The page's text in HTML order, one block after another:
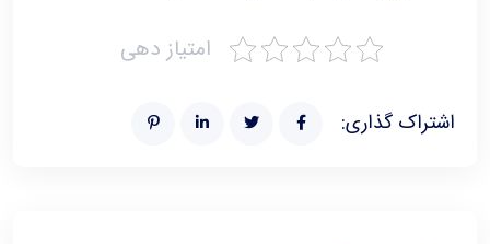
امتیاز دهی
اشتراک گذاری: